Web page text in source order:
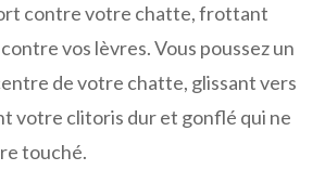
contre votre chatte, frottant
vos lèvres. Vous poussez un
de votre chatte, glissant vers
votre clitoris dur et gonflé qui ne
touché.